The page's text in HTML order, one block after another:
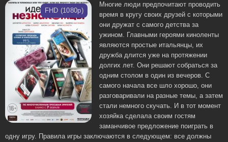
FHD (1080p)
Многие люди предпочитают проводить
время в кругу своих друзей с которыми
они дружат с самого детства за
ужином. Главными героями киноленты
являются простые итальянцы, их
дружба длится уже на протяжении
долгих лет. Они решают собраться за
одним столом в один из вечеров. С
самого начала все шло хорошо, они
разговаривали на разные темы, а затем
стали немного скучать. И в тот момент
хозяйка сделала своим гостям
заманчивое предложение поиграть в
одну игру. Правила игры заключаются в следующем: все должны